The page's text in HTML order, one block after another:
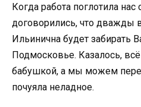
Когда работа поглотила
договорились, что дважды
Ильинична будет забирать
Подмосковье. Казалось,
бабушкой, а мы можем
почуяла неладное.